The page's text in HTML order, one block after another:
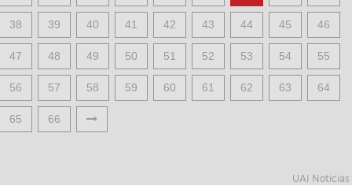
38 39 40 41 42 43 44 45 46
47 48 49 50 51 52 53 54 55
56 57 58 59 60 61 62 63 64
65 66
UAI Noticias